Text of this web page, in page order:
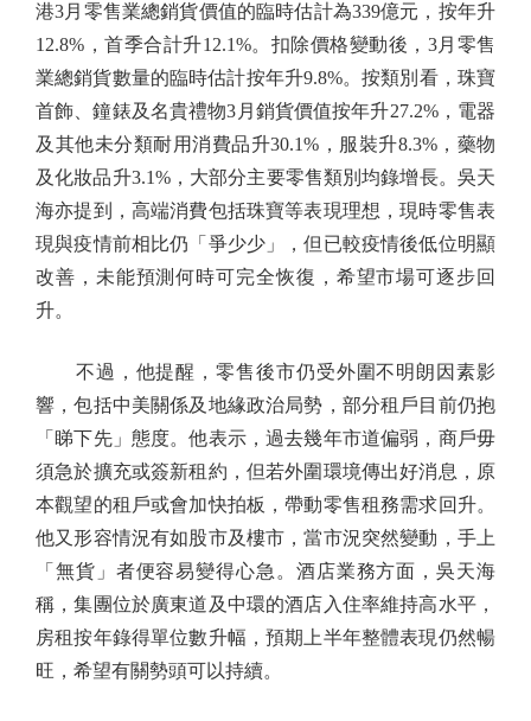
港3月零售業總銷貨價值的臨時估計為339億元，按年升
12.8%，首季合計升12.1%。扣除價格變動後，3月零售
業總銷貨數量的臨時估計按年升9.8%。按類別看，珠寶
首飾、鐘錶及名貴禮物3月銷貨價值按年升27.2%，電器
及其他未分類耐用消費品升30.1%，服裝升8.3%，藥物
及化妝品升3.1%，大部分主要零售類別均錄增長。吳天
海亦提到，高端消費包括珠寶等表現理想，現時零售表
現與疫情前相比仍「爭少少」，但已較疫情後低位明顯
改善，未能預測何時可完全恢復，希望市場可逐步回
升。
不過，他提醒，零售後市仍受外圍不明朗因素影
響，包括中美關係及地緣政治局勢，部分租戶目前仍抱
「睇下先」態度。他表示，過去幾年市道偏弱，商戶毋
須急於擴充或簽新租約，但若外圍環境傳出好消息，原
本觀望的租戶或會加快拍板，帶動零售租務需求回升。
他又形容情況有如股市及樓市，當市況突然變動，手上
「無貨」者便容易變得心急。酒店業務方面，吳天海
稱，集團位於廣東道及中環的酒店入住率維持高水平，
房租按年錄得單位數升幅，預期上半年整體表現仍然暢
旺，希望有關勢頭可以持續。